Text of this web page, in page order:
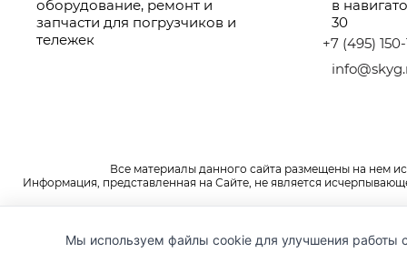
оборудование, ремонт и
запчасти для погрузчиков и
тележек
в
30
+7 (495)
Все материалы данного сайта размещены на нем
Информация, представленная на Сайте, не является
Мы используем файлы cookie для улучшения работы